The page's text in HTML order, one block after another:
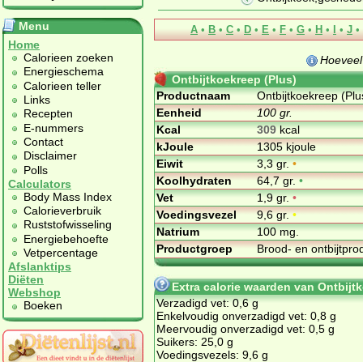
Menu
Home
Calorieen zoeken
Energieschema
Calorieen teller
Links
Recepten
E-nummers
Contact
Disclaimer
Polls
Calculators
Body Mass Index
Calorieverbruik
Ruststofwisseling
Energiebehoefte
Vetpercentage
Afslanktips
Diëten
Webshop
Boeken
A • B • C • D • E • F • G • H • I • J •
Ontbijtkoekreep (Plus)
Productnaam
Ontbijtkoekreep
Eenheid
100 gr.
Kcal
309kcal
kJoule
1305 kjoule
Eiwit
3,3 gr.•
Koolhydraten
64,7 gr.•
Vet
1,9 gr.•
Voedingsvezel
9,6 gr.•
Natrium
100 mg.
Productgroep
Brood- en
Extra calorie waarden van
Verzadigd vet: 0,6 g
Enkelvoudig onverzadigd vet: 0,8 g
Meervoudig onverzadigd vet: 0,5 g
Suikers: 25,0 g
Voedingsvezels: 9,6 g